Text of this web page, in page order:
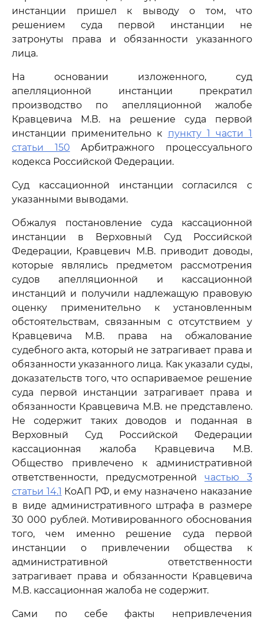
инстанции пришел к выводу о том, что
решением суда первой инстанции не
затронуты права и обязанности указанного
лица.
На основании изложенного, суд
апелляционной инстанции прекратил
производство по апелляционной жалобе
Кравцевича М.В. на решение суда первой
инстанции применительно к пункту 1 части 1
статьи 150 Арбитражного процессуального
кодекса Российской Федерации.
Суд кассационной инстанции согласился с
указанными выводами.
Обжалуя постановление суда кассационной
инстанции в Верховный Суд Российской
Федерации, Кравцевич М.В. приводит доводы,
которые являлись предметом рассмотрения
судов апелляционной и кассационной
инстанций и получили надлежащую правовую
оценку применительно к установленным
обстоятельствам, связанным с отсутствием у
Кравцевича М.В. права на обжалование
судебного акта, который не затрагивает права и
обязанности указанного лица. Как указали суды,
доказательств того, что оспариваемое решение
суда первой инстанции затрагивает права и
обязанности Кравцевича М.В. не представлено.
Не содержит таких доводов и поданная в
Верховный Суд Российской Федерации
кассационная жалоба Кравцевича М.В.
Общество привлечено к административной
ответственности, предусмотренной частью 3
статьи 14.1 КоАП РФ, и ему назначено наказание
в виде административного штрафа в размере
30 000 рублей. Мотивированного обоснования
того, чем именно решение суда первой
инстанции о привлечении общества к
административной ответственности
затрагивает права и обязанности Кравцевича
М.В. кассационная жалоба не содержит.
Сами по себе факты непривлечения